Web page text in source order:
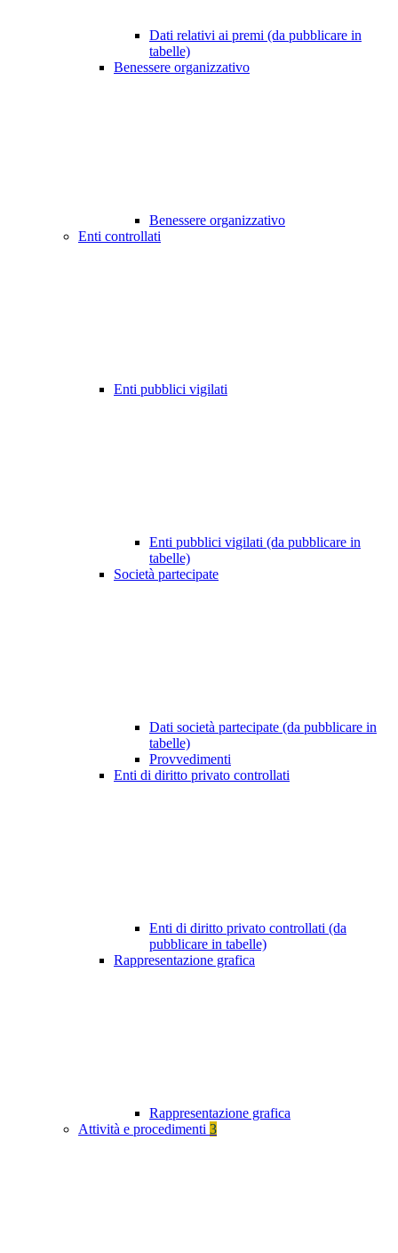
Dati relativi ai premi (da pubblicare in
tabelle)
Benessere organizzativo
Benessere organizzativo
Enti controllati
Enti pubblici vigilati
Enti pubblici vigilati (da pubblicare in
tabelle)
Società partecipate
Dati società partecipate (da pubblicare in
tabelle)
Provvedimenti
Enti di diritto privato controllati
Enti di diritto privato controllati (da
pubblicare in tabelle)
Rappresentazione grafica
Rappresentazione grafica
Attività e procedimenti 3